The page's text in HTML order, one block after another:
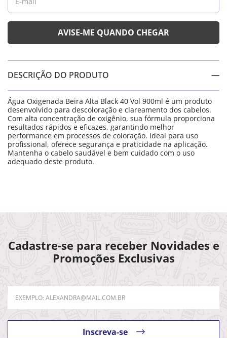
DESCRIÇÃO DO PRODUTO
Água Oxigenada Beira Alta Black 40 Vol 900ml é um produto
desenvolvido para descoloração e clareamento dos cabelos.
Com alta concentração de oxigênio, sua fórmula proporciona
resultados rápidos e eficazes, garantindo melhor
performance em processos de coloração. Ideal para uso
profissional, oferece segurança e praticidade na aplicação.
Mantenha o cabelo saudável e bem cuidado com o uso
adequado deste produto.
Cadastre-se para receber Novidades e
Promoções Exclusivas
Inscreva-se